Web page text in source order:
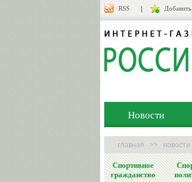
RSS Добавить
Новости
главная >> новости
Спортивное
гражданство